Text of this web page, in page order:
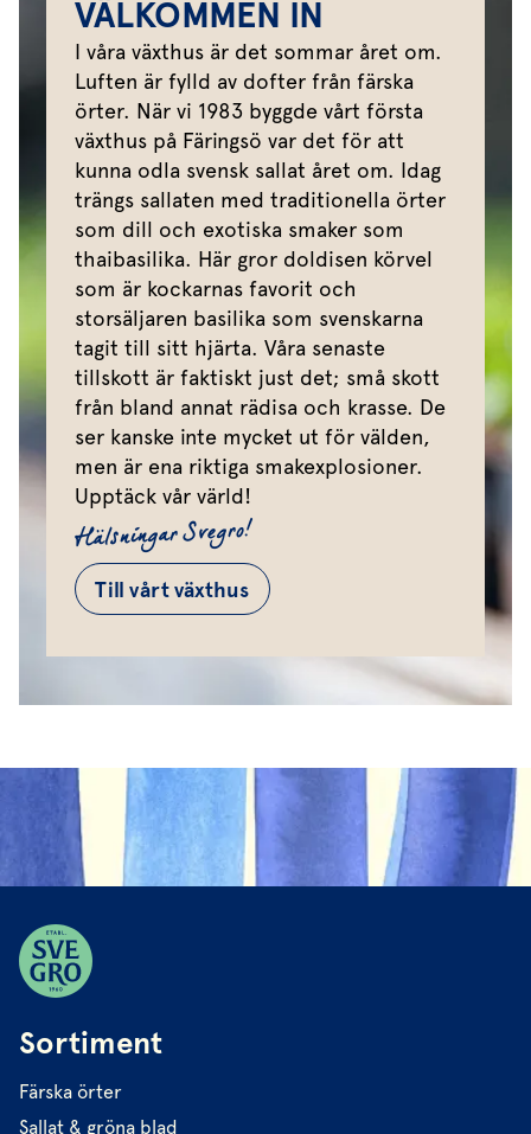
VÄLKOMMEN IN
I våra växthus är det sommar året om.
Luften är fylld av dofter från färska
örter. När vi 1983 byggde vårt första
växthus på Färingsö var det för att
kunna odla svensk sallat året om. Idag
trängs sallaten med traditionella örter
som dill och exotiska smaker som
thaibasilika. Här gror doldisen körvel
som är kockarnas favorit och
storsäljaren basilika som svenskarna
tagit till sitt hjärta. Våra senaste
tillskott är faktiskt just det; små skott
från bland annat rädisa och krasse. De
ser kanske inte mycket ut för välden,
men är ena riktiga smakexplosioner.
Upptäck vår värld!
Hälsningar Svegro!
Till vårt växthus
Sortiment
Färska örter
Sallat & gröna blad